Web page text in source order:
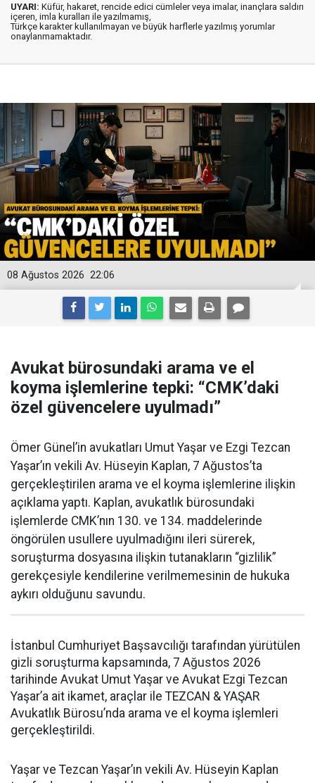
UYARI: Küfür, hakaret, rencide edici cümleler veya imalar, inançlara saldırı
içeren, imla kuralları ile yazılmamış,
Türkçe karakter kullanılmayan ve büyük harflerle yazılmış yorumlar
onaylanmamaktadır.
22:06
08 Ağustos 2026
Avukat bürosundaki arama ve el
koyma işlemlerine tepki: “CMK’daki
özel güvencelere uyulmadı”
Ömer Günel’in avukatları Umut Yaşar ve Ezgi Tezcan
Yaşar’ın vekili Av. Hüseyin Kaplan, 7 Ağustos’ta
gerçekleştirilen arama ve el koyma işlemlerine ilişkin
açıklama yaptı. Kaplan, avukatlık bürosundaki
işlemlerde CMK’nın 130. ve 134. maddelerinde
öngörülen usullere uyulmadığını ileri sürerek,
soruşturma dosyasına ilişkin tutanakların “gizlilik”
gerekçesiyle kendilerine verilmemesinin de hukuka
aykırı olduğunu savundu.
İstanbul Cumhuriyet Başsavcılığı tarafından yürütülen
gizli soruşturma kapsamında, 7 Ağustos 2026
tarihinde Avukat Umut Yaşar ve Avukat Ezgi Tezcan
Yaşar’a ait ikamet, araçlar ile TEZCAN & YAŞAR
Avukatlık Bürosu’nda arama ve el koyma işlemleri
gerçekleştirildi.
Yaşar ve Tezcan Yaşar’ın vekili Av. Hüseyin Kaplan